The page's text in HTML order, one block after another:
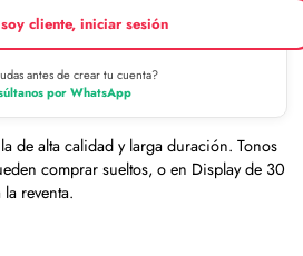
cliente, iniciar sesión
antes de crear tu cuenta?
por WhatsApp
de alta calidad y larga duración. Tonos
comprar sueltos, o en Display de 30
reventa.